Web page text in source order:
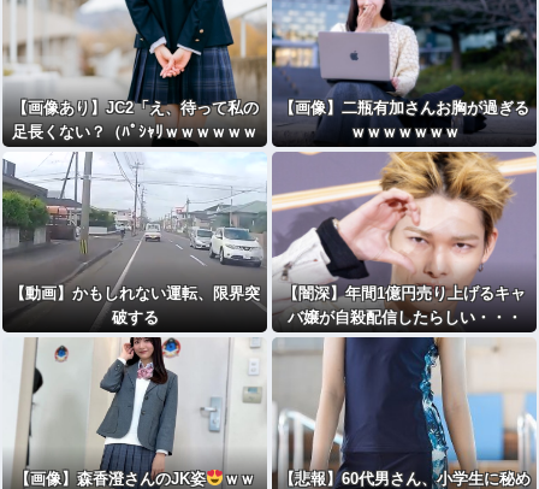
【画像あり】JC2「え、待って私の
足長くない？（ﾊﾟｼｬﾘｗｗｗｗｗｗ
ｗｗｗ)⇒
【画像】二瓶有加さんお胸が過ぎる
ｗｗｗｗｗｗｗ
【動画】かもしれない運転、限界突
破する
【闇深】年間1億円売り上げるキャ
バ嬢が自殺配信したらしい・・・
【画像】森香澄さんのJK姿
ｗｗ
【悲報】60代男さん、小学生に秘め